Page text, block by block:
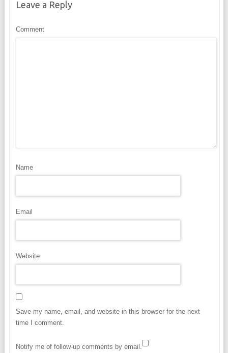
Leave a Reply
Comment
Name
Email
Website
Save my name, email, and website in this browser for the next
time I comment.
Notify me of follow-up comments by email.